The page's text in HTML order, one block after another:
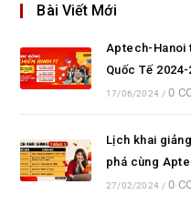
Bài Viết Mới
Aptech-Hanoi
Quốc Tế 2024-
17/06/2024 / 0
Lịch khai
phá cùng
27/02/2024 / 0